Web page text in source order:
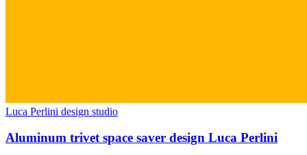
Luca Perlini design studio
Aluminum trivet space saver design Luca Perlini